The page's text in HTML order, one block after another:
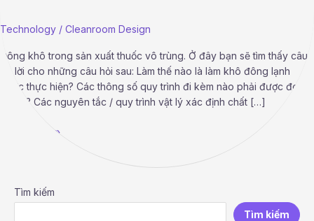
Technology / Cleanroom Design
Đông khô trong sản xuất thuốc vô trùng. Ở đây bạn sẽ tìm thấy câu
trả lời cho những câu hỏi sau: Làm thế nào là làm khô đông lạnh
được thực hiện? Các thông số quy trình đi kèm nào phải được đo
lường? Các nguyên tắc / quy trình vật lý xác định chất […]
Read More »
Tìm kiếm
Tìm kiếm